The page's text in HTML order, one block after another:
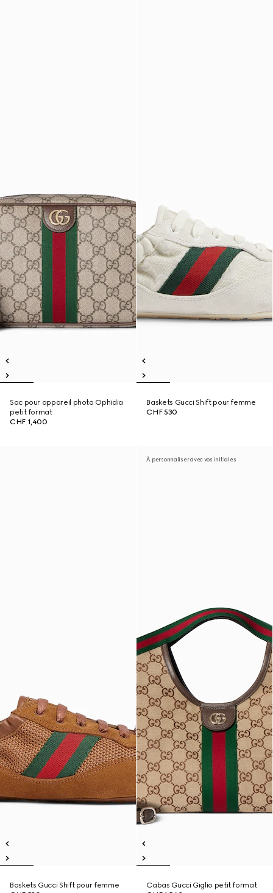
Sac pour appareil photo Ophidia
petit format
CHF 1,400
Baskets Gucci Shift pour femme
CHF 530
Baskets Gucci Shift pour femme
À personnaliser avec vos initiales
Cabas Gucci Giglio petit format